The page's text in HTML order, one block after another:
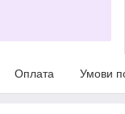
Оплата Умови